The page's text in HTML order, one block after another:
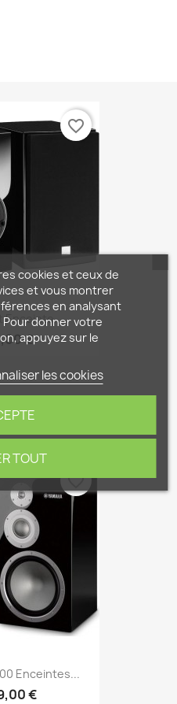
Enceinte...
€
favorite_border
la même
Enceintes...
€
favorite_border
cookies et ceux de
et vous montrer
en analysant
donner votre
appuyez sur le
les cookies
TOUT